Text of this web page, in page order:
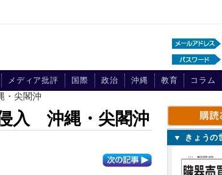
メディア批評 国際 政治 沖縄 教育 コラム
・尖閣沖
入 沖縄・尖閣沖
▼ きょうの